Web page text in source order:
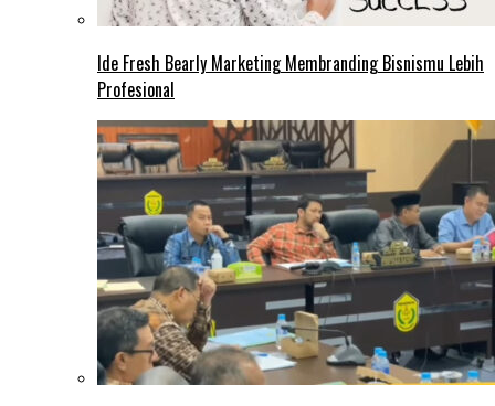
Ide Fresh Bearly Marketing Membranding Bisnismu Lebih
Profesional